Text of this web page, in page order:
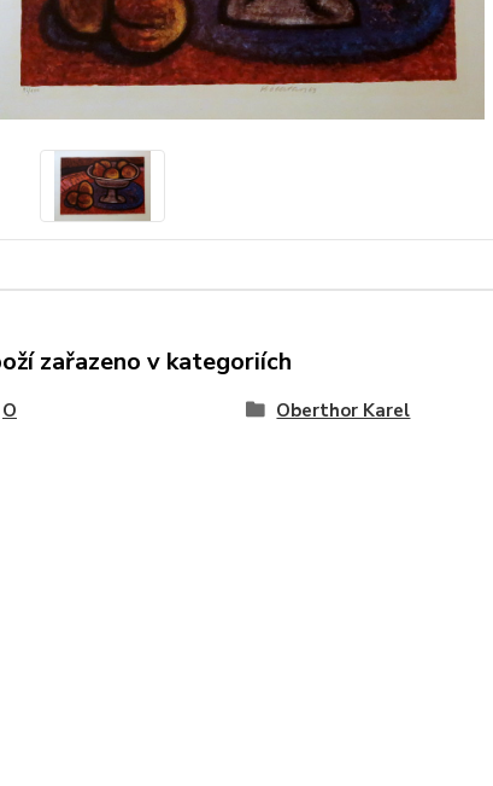
zařazeno v kategoriích
O Oberthor Karel